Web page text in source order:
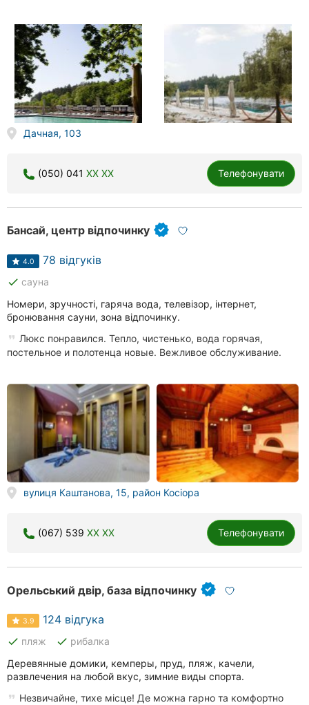
Дачная, 103
(050) 041 XX XX Телефонувати
Бансай, центр відпочинку
4.0 78 відгуків
done сауна
Номери, зручності, гаряча вода, телевізор, інтернет,
бронювання сауни, зона відпочинку.
Люкс понравился. Тепло, чистенько, вода горячая,
постельное и полотенца новые. Вежливое обслуживание.
вулиця Каштанова, 15, район Косіора
(067) 539 XX XX Телефонувати
Орельський двір, база відпочинку
3.9 124 відгука
done пляж done рибалка
Деревянные домики, кемперы, пруд, пляж, качели,
развлечения на любой вкус, зимние виды спорта.
Незвичайне, тихе місце! Де можна гарно та комфортно